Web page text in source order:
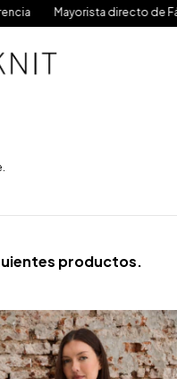
Mayorista directo de
productos.